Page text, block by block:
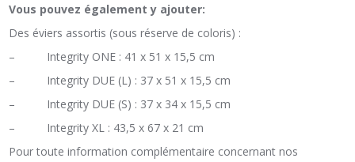
Vous pouvez également y ajouter:
Des éviers assortis (sous réserve de coloris) :
– Integrity ONE : 41 x 51 x 15,5 cm
– Integrity DUE (L) : 37 x 51 x 15,5 cm
– Integrity DUE (S) : 37 x 34 x 15,5 cm
– Integrity XL : 43,5 x 67 x 21 cm
Pour toute information complémentaire concernant nos